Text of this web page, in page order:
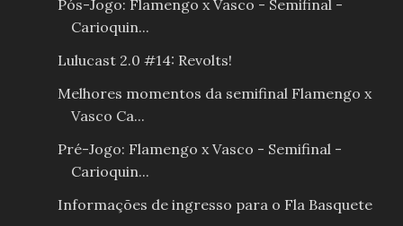
Pós-Jogo: Flamengo x Vasco - Semifinal -
Carioquin...
Lulucast 2.0 #14: Revolts!
Melhores momentos da semifinal Flamengo x
Vasco Ca...
Pré-Jogo: Flamengo x Vasco - Semifinal -
Carioquin...
Informações de ingresso para o Fla Basquete